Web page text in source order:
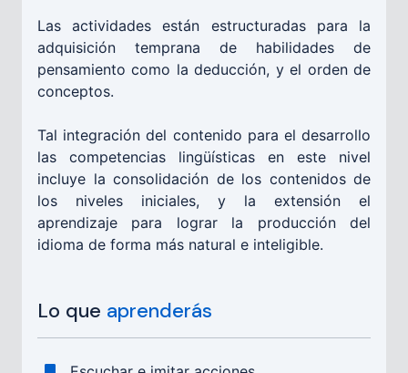
Las actividades están estructuradas para la
adquisición temprana de habilidades de
pensamiento como la deducción, y el orden de
conceptos.
Tal integración del contenido para el desarrollo
las competencias lingüísticas en este nivel
incluye la consolidación de los contenidos de
los niveles iniciales, y la extensión el
aprendizaje para lograr la producción del
idioma de forma más natural e inteligible.
Lo que aprenderás